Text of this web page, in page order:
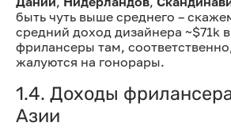
быть чуть выше среднего –
средний доход дизайнера ~$71k
фрилансеры там,
жалуются на гонорары.
1.4. Доходы
Азии